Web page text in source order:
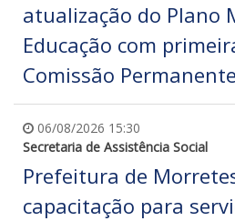
atualização do Plano
Educação com
Comissão Permanente
06/08/2026 15:30
Secretaria de Assistência Social
Prefeitura de
capacitação para